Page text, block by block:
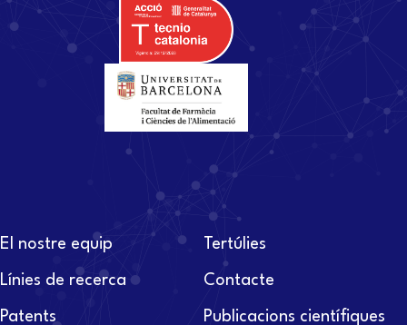
El nostre equip Tertúlies
Línies de recerca Contacte
Patents Publicacions científiques